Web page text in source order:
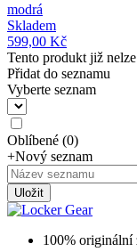
modrá
Skladem
599,00 Kč
Tento produkt již
Přidat do seznamu
Vyberte seznam
Oblíbené (0)
+Nový seznam
Uložit
100% originální